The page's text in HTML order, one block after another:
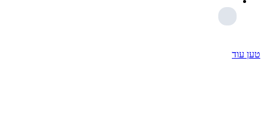
טען עוד